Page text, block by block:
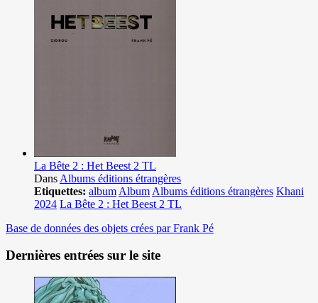
La Bête 2 : Het Beest 2 TL
Dans Albums éditions étrangères
Etiquettes: album Album Albums éditions étrangères Khani
2024 La Bête 2 : Het Beest 2 TL
Base de données des objets crées par Frank Pé
Dernières entrées sur le site